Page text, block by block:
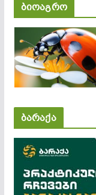
ბიოაგრო
ბარაქა